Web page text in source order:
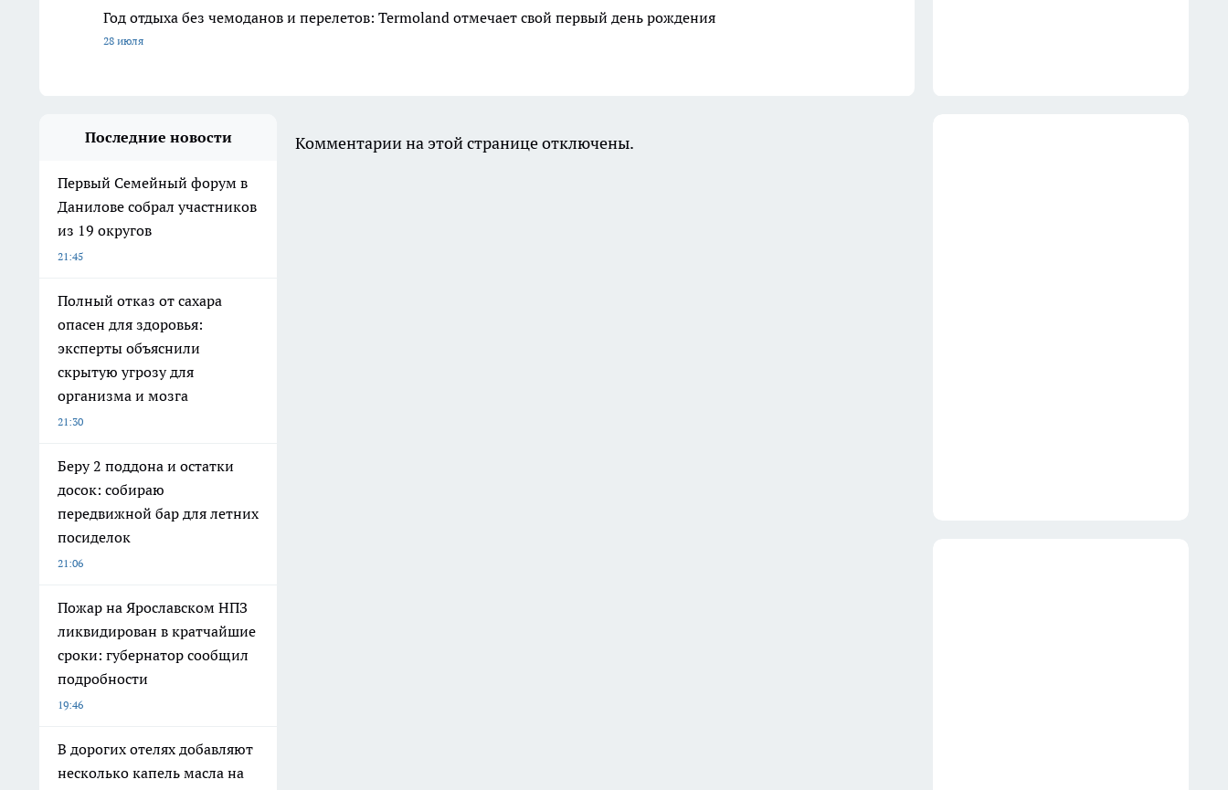
Год отдыха без чемоданов и перелетов: Termoland отмечает свой первый день рождения
28 июля
Последние новости
Первый Семейный форум в
Данилове собрал участников
из 19 округов
21:45
Полный отказ от сахара
опасен для здоровья:
эксперты объяснили
скрытую угрозу для
организма и мозга
21:30
Беру 2 поддона и остатки
досок: собираю
передвижной бар для летних
посиделок
21:06
Пожар на Ярославском НПЗ
ликвидирован в кратчайшие
сроки: губернатор сообщил
подробности
19:46
В дорогих отелях добавляют
несколько капель масла на
Комментарии на этой странице отключены.